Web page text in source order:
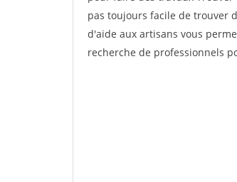
pas toujours facile de trouver
d'aide aux artisans vous
recherche de professionnels